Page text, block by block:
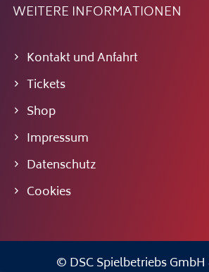
WEITERE INFORMATIONEN
Kontakt und Anfahrt
Tickets
Shop
Impressum
Datenschutz
Cookies
© DSC Spielbetriebs GmbH